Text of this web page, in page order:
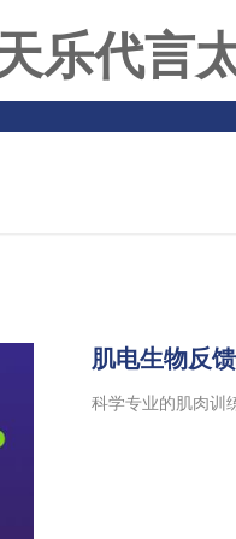
乐代言
肌电生物反
科学专业的肌肉训